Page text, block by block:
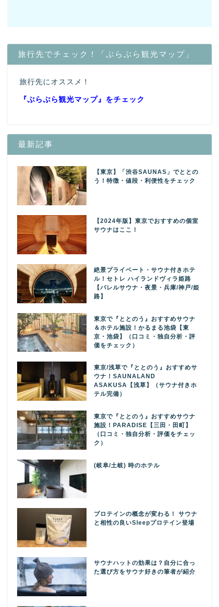
旅行先でチェック！「ぶらぶら観光マップ」
旅行先にオススメ！
『ぶらぶら観光マップ』 をチェック
最新記事
【東京】「渋谷SAUNAS」でととの
う！特徴・値段・利便性をチェック
【2024年版】東京でおすすめの個室
サウナはここ！
絶景プライベート・サウナ付きホテ
ル！セトレ ハイランドヴィラ姫路
【バレルサウナ・夜景・兵庫/神戸/姫
路】
東京で『ととのう』おすすめサウナ
＆ホテル施設！かるまる池袋【東
京・池袋】（口コミ・独自分析・評
価をチェック）
東京/浅草で『ととのう』おすすめサ
ウナ！SAUNALAND
ASAKUSA【浅草】（サウナ付きホ
テル完備）
東京で『ととのう』おすすめサウナ
施設！PARADISE【三田・田町】
（口コミ・独自分析・評価をチェッ
ク）
(岐阜/土岐) 時のホテル
プロテインの概念が変わる！ サウナ
と相性の良いSleepプロテイン登場
サウナハットの効果は？自分に合っ
た選び方をサウナ好きの筆者が紹介